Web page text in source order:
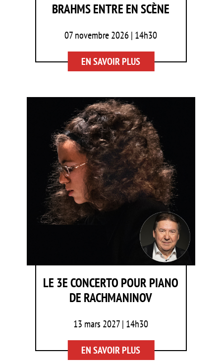
BRAHMS ENTRE EN SCÈNE
07 novembre 2026 | 14h30
EN SAVOIR PLUS
LE 3E CONCERTO POUR PIANO
DE RACHMANINOV
13 mars 2027 | 14h30
EN SAVOIR PLUS